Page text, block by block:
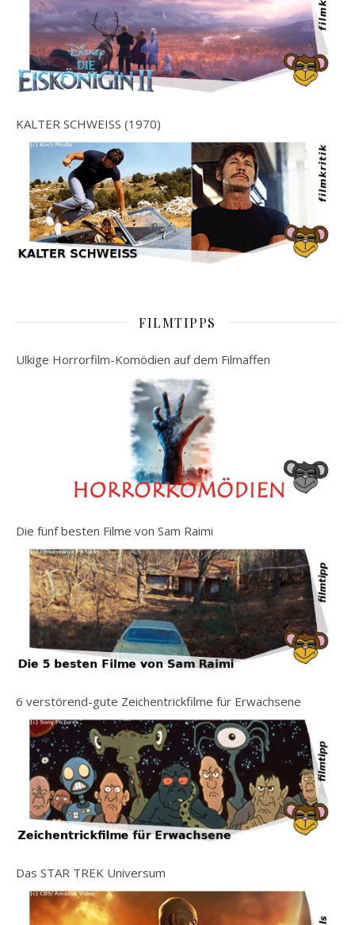
KALTER SCHWEISS (1970)
FILMTIPPS
Ulkige Horrorfilm-Komödien auf dem Filmaffen
Die fünf besten Filme von Sam Raimi
6 verstörend-gute Zeichentrickfilme für Erwachsene
Das STAR TREK Universum